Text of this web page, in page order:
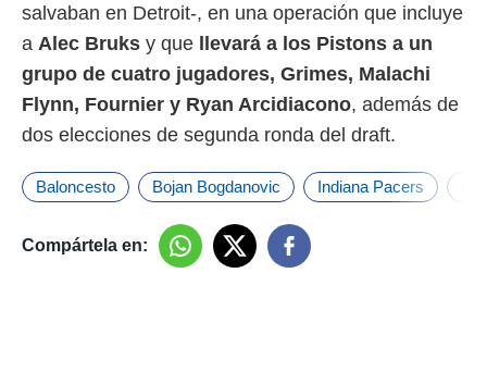
salvaban en Detroit-, en una operación que incluye
a Alec Bruks y que llevará a los Pistons a un
grupo de cuatro jugadores, Grimes, Malachi
Flynn, Fournier y Ryan Arcidiacono, además de
dos elecciones de segunda ronda del draft.
Baloncesto Bojan Bogdanovic Indiana Pacers
Compártela en: